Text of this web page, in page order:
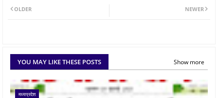
NEWER
OLDER
YOU MAY LIKE THESE POSTS Show more
मध्यप्रदेश